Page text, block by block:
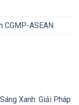
CGMP-ASEAN
Xanh: Giải Pháp